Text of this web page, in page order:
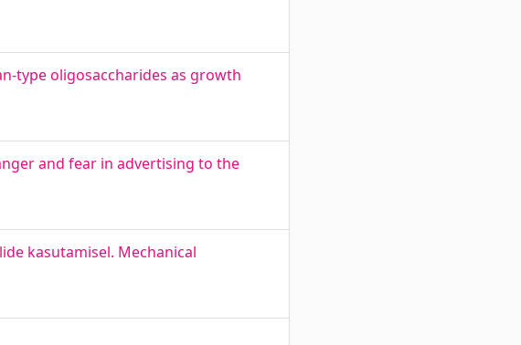
type oligosaccharides as growth
and fear in advertising to the
kasutamisel. Mechanical